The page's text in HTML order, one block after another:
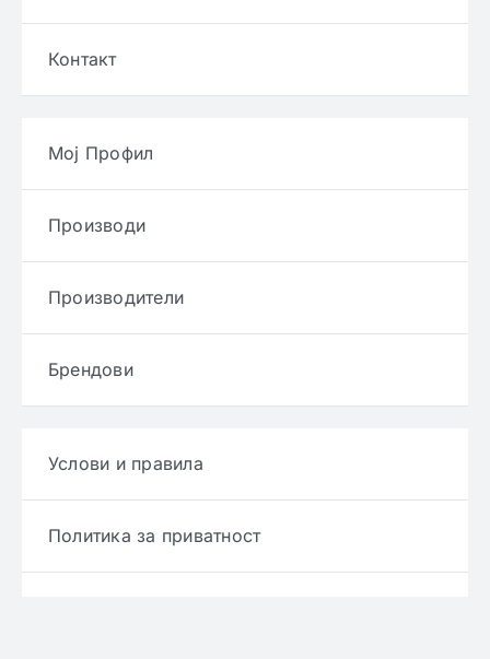
Контакт
Мој Профил
Производи
Производители
Брендови
Услови и правила
Политика за приватност